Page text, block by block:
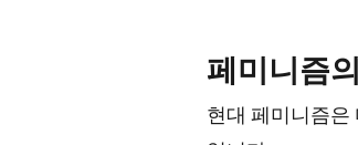
페미니즘
현대 페미니즘은